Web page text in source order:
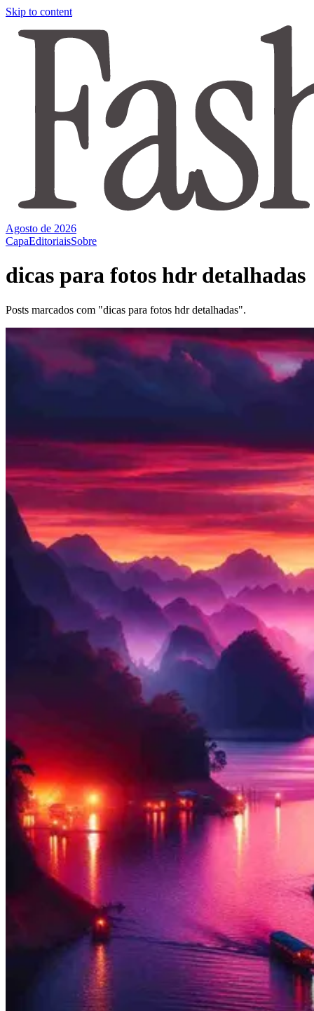
Skip to content
Agosto de 2026
CapaEditoriaisSobre
dicas para fotos hdr detalhadas
Posts marcados com "dicas para fotos hdr detalhadas".